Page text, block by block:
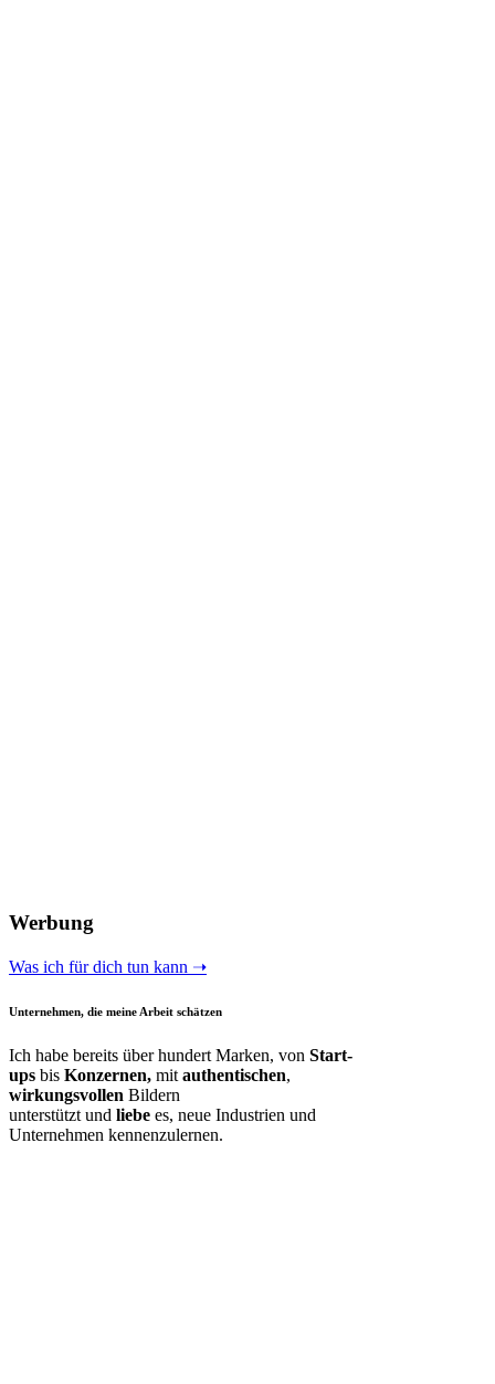
Werbung
Was ich für dich tun kann ➝
Unternehmen, die meine Arbeit schätzen
Ich habe bereits über hundert Marken, von Start-
ups bis Konzernen, mit authentischen,
wirkungsvollen Bildern
unterstützt und liebe es, neue Industrien und
Unternehmen kennenzulernen.